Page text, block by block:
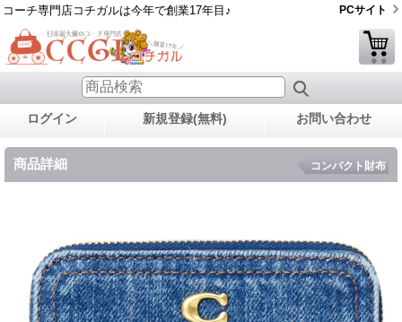
コーチ専門店コチガルは今年で創業17年目♪ PCサイト
ログイン 新規登録(無料) お問い合わせ
商品詳細 コンパクト財布